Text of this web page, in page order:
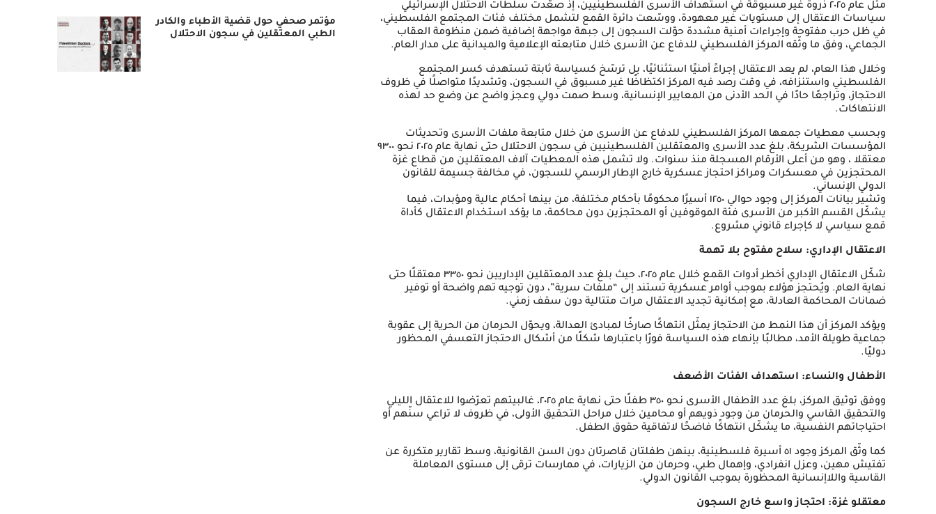
مثّل عام ٢٠٢٥ ذروة غير مسبوقة في استهداف الأسرى الفلسطينيين، إذ صعّدت سلطات الاحتلال الإسرائيلي
سياسات الاعتقال إلى مستويات غير معهودة، ووسّعت دائرة القمع لتشمل مختلف فئات المجتمع الفلسطيني،
في ظل حرب مفتوحة وإجراءات أمنية مشددة حوّلت السجون إلى جبهة مواجهة إضافية ضمن منظومة العقاب
الجماعي، وفق ما وثّقه المركز الفلسطيني للدفاع عن الأسرى خلال متابعته الإعلامية والميدانية على مدار العام.
وخلال هذا العام، لم يعد الاعتقال إجراءً أمنيًا استثنائيًا، بل ترسّخ كسياسة ثابتة تستهدف كسر المجتمع
الفلسطيني واستنزافه، في وقت رصد فيه المركز اكتظاظًا غير مسبوق في السجون، وتشديدًا متواصلًا في ظروف
الاحتجاز، وتراجعًا حادًا في الحد الأدنى من المعايير الإنسانية، وسط صمت دولي وعجز واضح عن وضع حد لهذه
الانتهاكات.
وبحسب معطيات جمعها المركز الفلسطيني للدفاع عن الأسرى من خلال متابعة ملفات الأسرى وتحديثات
المؤسسات الشريكة، بلغ عدد الأسرى والمعتقلين الفلسطينيين في سجون الاحتلال حتى نهاية عام ٢٠٢٥ نحو ٩٣٠٠
معتقلا ، وهو من أعلى الأرقام المسجلة منذ سنوات. ولا تشمل هذه المعطيات آلاف المعتقلين من قطاع غزة
المحتجزين في معسكرات ومراكز احتجاز عسكرية خارج الإطار الرسمي للسجون، في مخالفة جسيمة للقانون
الدولي الإنساني.
وتشير بيانات المركز إلى وجود حوالي ١٢٥٠ أسيرًا محكومًا بأحكام مختلفة، من بينها أحكام عالية ومؤبدات، فيما
يشكّل القسم الأكبر من الأسرى فئة الموقوفين أو المحتجزين دون محاكمة، ما يؤكد استخدام الاعتقال كأداة
قمع سياسي لا كإجراء قانوني مشروع.
الاعتقال الإداري: سلاح مفتوح بلا تهمة
شكّل الاعتقال الإداري أخطر أدوات القمع خلال عام ٢٠٢٥، حيث بلغ عدد المعتقلين الإداريين نحو ٣٣٥٠ معتقلًا حتى
نهاية العام. ويُحتجز هؤلاء بموجب أوامر عسكرية تستند إلى “ملفات سرية”، دون توجيه تهم واضحة أو توفير
ضمانات المحاكمة العادلة، مع إمكانية تجديد الاعتقال مرات متتالية دون سقف زمني.
ويؤكد المركز أن هذا النمط من الاحتجاز يمثّل انتهاكًا صارخًا لمبادئ العدالة، ويحوّل الحرمان من الحرية إلى عقوبة
جماعية طويلة الأمد، مطالبًا بإنهاء هذه السياسة فورًا باعتبارها شكلًا من أشكال الاحتجاز التعسفي المحظور
دوليًا.
الأطفال والنساء: استهداف الفئات الأضعف
ووفق توثيق المركز، بلغ عدد الأطفال الأسرى نحو ٣٥٠ طفلًا حتى نهاية عام ٢٠٢٥، غالبيتهم تعرّضوا للاعتقال الليلي
والتحقيق القاسي والحرمان من وجود ذويهم أو محامين خلال مراحل التحقيق الأولى، في ظروف لا تراعي سنّهم أو
احتياجاتهم النفسية، ما يشكّل انتهاكًا فاضحًا لاتفاقية حقوق الطفل.
كما وثّق المركز وجود ٥١ أسيرة فلسطينية، بينهن طفلتان قاصرتان دون السن القانونية، وسط تقارير متكررة عن
تفتيش مهين، وعزل انفرادي، وإهمال طبي، وحرمان من الزيارات، في ممارسات ترقى إلى مستوى المعاملة
القاسية واللاإنسانية المحظورة بموجب القانون الدولي.
معتقلو غزة: احتجاز واسع خارج السجون
مؤتمر صحفي حول قضية الأطباء والكادر
الطبي المعتقلين في سجون الاحتلال